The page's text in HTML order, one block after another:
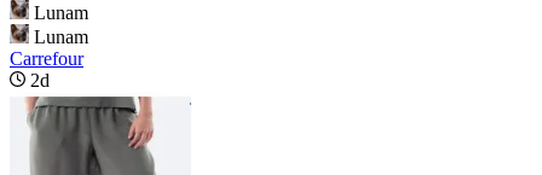
Lunam
Lunam
Carrefour
2d